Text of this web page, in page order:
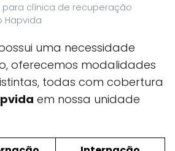
clínica de recuperação
Hapvida
uma necessidade
oferecemos modalidades
todas com cobertura
em nossa unidade